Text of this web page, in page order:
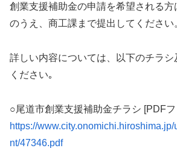
創業支援補助金の申請を希望される
のうえ、商工課まで提出してください
詳しい内容については、以下のチラ
ください｡
○尾道市創業支援補助金チラシ [PDF
https://
nt/47346.pdf